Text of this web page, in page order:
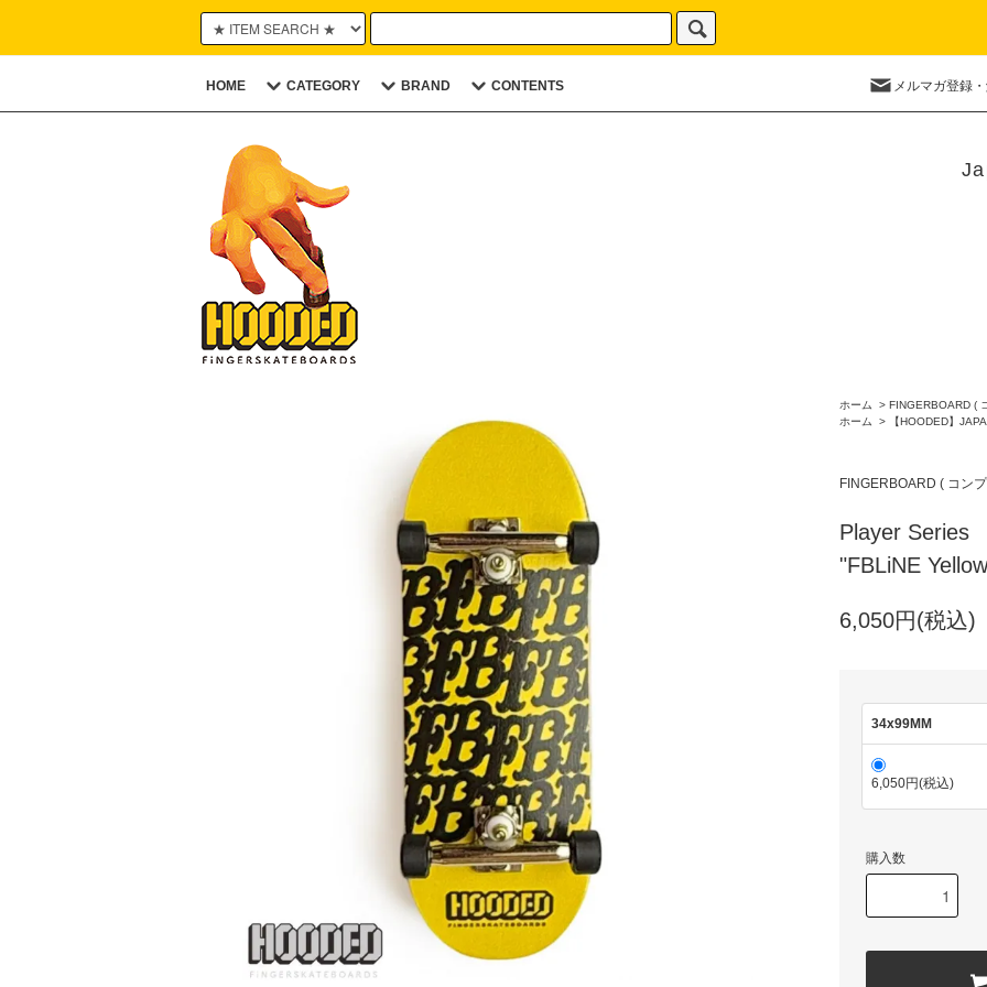
HOME CATEGORY BRAND CONTENTS メルマガ登録
ホーム > FINGERBOARD (
ホーム
> 【HOODED】
FINGERBOARD ( コン
Player Series
"FBLiNE
6,050円(税込)
34x99MM
6,050円(税込)
購入数